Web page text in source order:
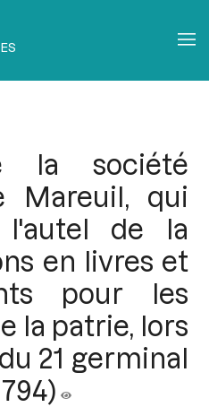
la société
Mareuil, qui
l'autel de la
en livres et
pour les
la patrie, lors
21 germinal